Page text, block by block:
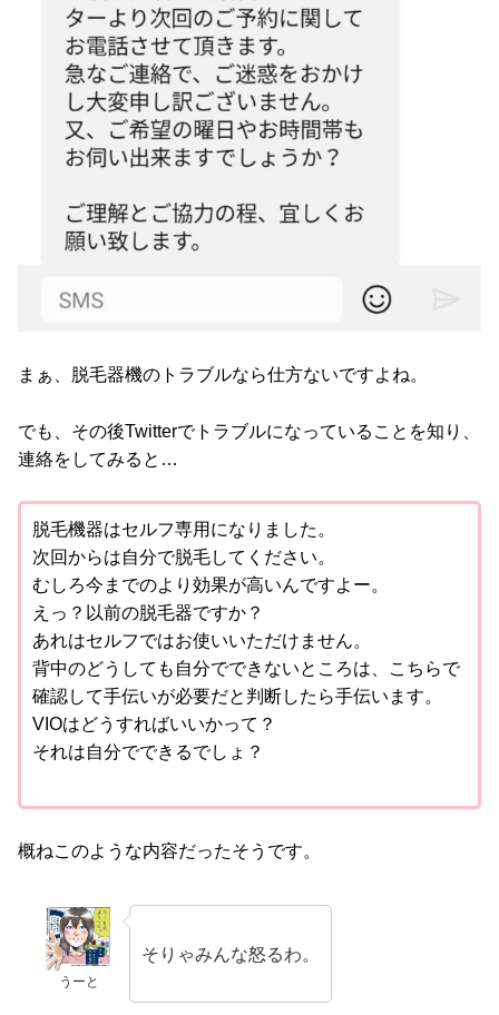
まぁ、脱毛器機のトラブルなら仕方ないですよね。
でも、その後Twitterでトラブルになっていることを知り、
連絡をしてみると…
脱毛機器はセルフ専用になりました。
次回からは自分で脱毛してください。
むしろ今までのより効果が高いんですよー。
えっ？以前の脱毛器ですか？
あれはセルフではお使いいただけません。
背中のどうしても自分でできないところは、こちらで
確認して手伝いが必要だと判断したら手伝います。
VIOはどうすればいいかって？
それは自分でできるでしょ？
概ねこのような内容だったそうです。
うーと
そりゃみんな怒るわ。